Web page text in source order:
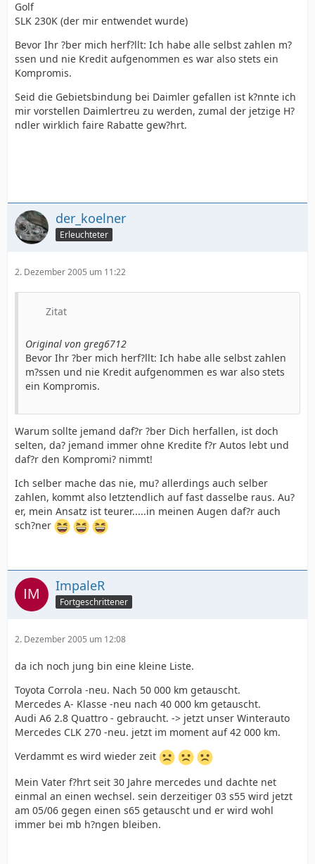
Golf
SLK 230K (der mir entwendet wurde)
Bevor Ihr ?ber mich herf?llt: Ich habe alle selbst zahlen m?
ssen und nie Kredit aufgenommen es war also stets ein
Kompromis.
Seid die Gebietsbindung bei Daimler gefallen ist k?nnte ich
mir vorstellen Daimlertreu zu werden, zumal der jetzige H?
ndler wirklich faire Rabatte gew?hrt.
der_koelner
Erleuchteter
2. Dezember 2005 um 11:22
Zitat
Original von greg6712
Bevor Ihr ?ber mich herf?llt: Ich habe alle selbst zahlen
m?ssen und nie Kredit aufgenommen es war also stets
ein Kompromis.
Warum sollte jemand daf?r ?ber Dich herfallen, ist doch
selten, da? jemand immer ohne Kredite f?r Autos lebt und
daf?r den Kompromi? nimmt!
Ich selber mache das nie, mu? allerdings auch selber
zahlen, kommt also letztendlich auf fast dasselbe raus. Au?
er, mein Ansatz ist teurer.....in meinen Augen daf?r auch
sch?ner
ImpaleR
Fortgeschrittener
2. Dezember 2005 um 12:08
da ich noch jung bin eine kleine Liste.
Toyota Corrola -neu. Nach 50 000 km getauscht.
Mercedes A- Klasse -neu nach 40 000 km getauscht.
Audi A6 2.8 Quattro - gebraucht. -> jetzt unser Winterauto
Mercedes CLK 270 -neu. jetzt im moment auf 42 000 km.
Verdammt es wird wieder zeit
Mein Vater f?hrt seit 30 Jahre mercedes und dachte net
einmal an einen wechsel. sein derzeitiger 03 s55 wird jetzt
am 05/06 gegen einen s65 getauscht und er wird wohl
immer bei mb h?ngen bleiben.